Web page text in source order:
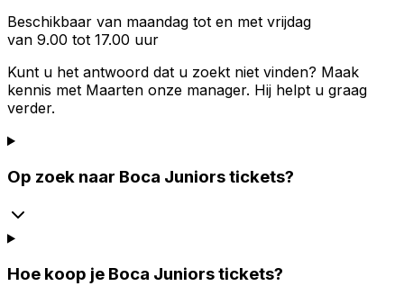
Beschikbaar van maandag tot en met vrijdag
van 9.00 tot 17.00 uur
Kunt u het antwoord dat u zoekt niet vinden? Maak
kennis met Maarten onze manager. Hij helpt u graag
verder.
Op zoek naar Boca Juniors tickets?
Hoe koop je Boca Juniors tickets?